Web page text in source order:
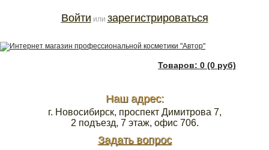
Товаров: 0 (0 руб)
Наш адрес:
г. Новосибирск, проспект Димитрова 7,
2 подъезд, 7 этаж, офис 706.
Задать вопрос
Войти или зарегистрироваться